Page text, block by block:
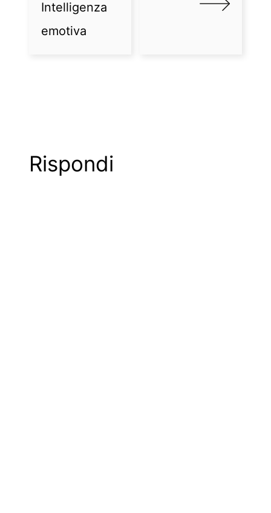
Intelligenza
emotiva
Rispondi